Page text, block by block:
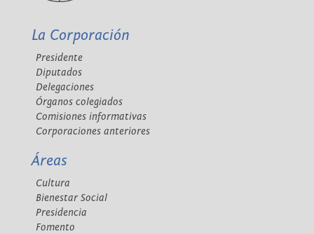
La Corporación
Presidente
Diputados
Delegaciones
Órganos colegiados
Comisiones informativas
Corporaciones anteriores
Áreas
Cultura
Bienestar Social
Presidencia
Fomento